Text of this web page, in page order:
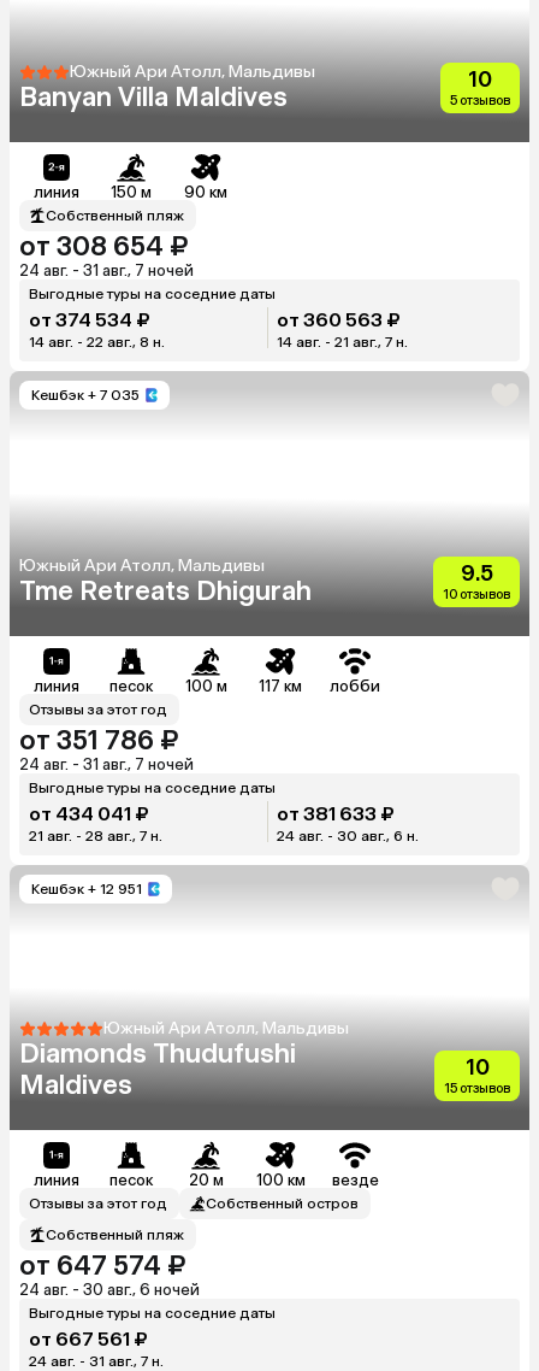
Южный Ари Атолл, Мальдивы
Banyan Villa Maldives
10
5 отзывов
линия 150 м 90 км
Собственный пляж
от 308 654 ₽
24 авг. - 31 авг., 7 ночей
Выгодные туры на соседние даты
от 374 534 ₽
14 авг. - 22 авг., 8 н.
от 360 563 ₽
14 авг. - 21 авг., 7 н.
Кешбэк + 7 035
Южный Ари Атолл, Мальдивы
Tme Retreats Dhigurah
9.5
10 отзывов
линия песок 100 м 117 км лобби
Отзывы за этот год
от 351 786 ₽
24 авг. - 31 авг., 7 ночей
Выгодные туры на соседние даты
от 434 041 ₽
21 авг. - 28 авг., 7 н.
от 381 633 ₽
24 авг. - 30 авг., 6 н.
Кешбэк + 12 951
Южный Ари Атолл, Мальдивы
Diamonds Thudufushi
Maldives
10
15 отзывов
линия песок 20 м 100 км везде
Отзывы за этот год
Собственный остров
Собственный пляж
от 647 574 ₽
24 авг. - 30 авг., 6 ночей
Выгодные туры на соседние даты
от 667 561 ₽
24 авг. - 31 авг., 7 н.